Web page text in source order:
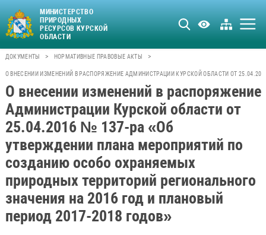
МИНИСТЕРСТВО
ПРИРОДНЫХ
РЕСУРСОВ КУРСКОЙ
ОБЛАСТИ
ДОКУМЕНТЫ > НОРМАТИВНЫЕ ПРАВОВЫЕ АКТЫ >
О ВНЕСЕНИИ ИЗМЕНЕНИЙ В РАСПОРЯЖЕНИЕ АДМИНИСТРАЦИИ КУРСКОЙ ОБЛАСТИ ОТ
О внесении изменений в распоряжение
Администрации Курской области от
25.04.2016 № 137-ра «Об
утверждении плана мероприятий по
созданию особо охраняемых
природных территорий регионального
значения на 2016 год и плановый
период 2017-2018 годов»